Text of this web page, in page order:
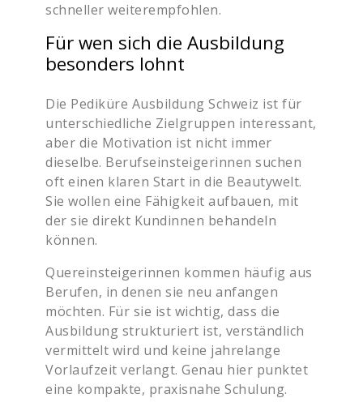
schneller weiterempfohlen.
Für wen sich die Ausbildung
besonders lohnt
Die Pediküre Ausbildung Schweiz ist für
unterschiedliche Zielgruppen interessant,
aber die Motivation ist nicht immer
dieselbe. Berufseinsteigerinnen suchen
oft einen klaren Start in die Beautywelt.
Sie wollen eine Fähigkeit aufbauen, mit
der sie direkt Kundinnen behandeln
können.
Quereinsteigerinnen kommen häufig aus
Berufen, in denen sie neu anfangen
möchten. Für sie ist wichtig, dass die
Ausbildung strukturiert ist, verständlich
vermittelt wird und keine jahrelange
Vorlaufzeit verlangt. Genau hier punktet
eine kompakte, praxisnahe Schulung.